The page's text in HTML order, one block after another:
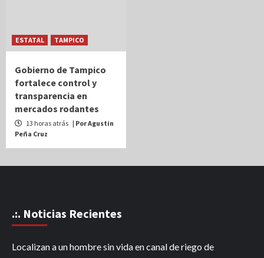
ESTATAL TAMPICO
Gobierno de Tampico
fortalece control y
transparencia en
mercados rodantes
13 horas atrás | Por Agustin
Peña Cruz
.:. Noticias Recientes
Localizan a un hombre sin vida en canal de riego de